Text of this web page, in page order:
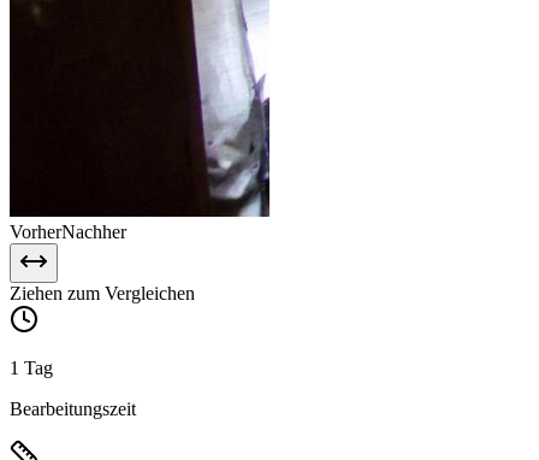
VorherNachher
Ziehen zum Vergleichen
1 Tag
Bearbeitungszeit